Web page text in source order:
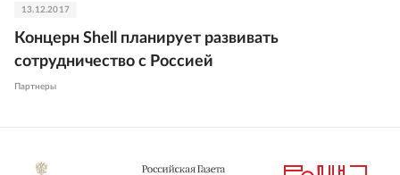
13.12.2017
Концерн Shell планирует развивать
сотрудничество с Россией
Партнеры